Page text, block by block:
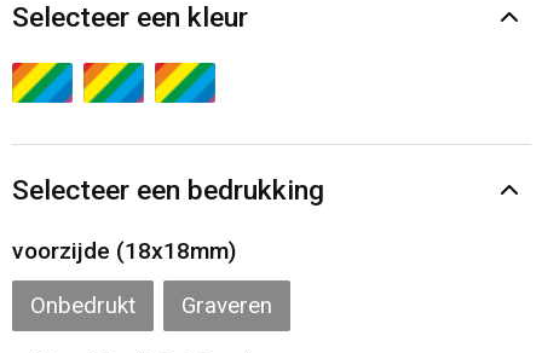
Vrije tijd en Strand
Waterflesjes
Themapakketten
Gehoorbescherming
Oog- en gelaatsbescherming
Caps, Hoeden en Mutsen
Selecteer een kleur
Selecteer een bedrukking
voorzijde (18x18mm)
Onbedrukt Graveren